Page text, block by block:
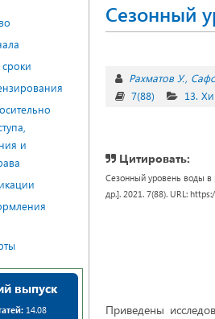
Сезонный
Рахматов У.
7(88)
13.
Цитировать:
Сезонный уровень воды в
др.]. 2021. 7(88). URL:
Приведены
и
выпуск
14.08